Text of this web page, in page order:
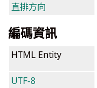
直排方向
編碼資訊
HTML Entity
UTF-8